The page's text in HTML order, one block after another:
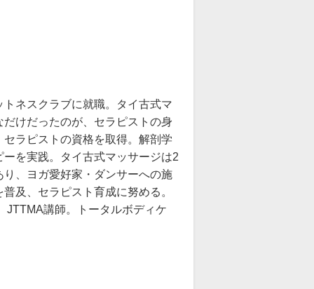
ネスクラブに就職。タイ古式マ
けだったのが、セラピストの身
ラピストの資格を取得。解剖学
を実践。タイ古式マッサージは2
、ヨガ愛好家・ダンサーへの施
及、セラピスト育成に努める。
JTTMA講師。トータルボディケ